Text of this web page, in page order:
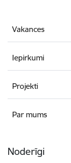
Vakances
Iepirkumi
Projekti
Par mums
Noderīgi